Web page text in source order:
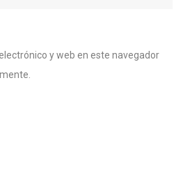
y web en este navegador